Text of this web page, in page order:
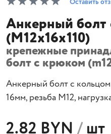
Оставить
Анкерный
(M12x16x110)
крепежные
болт с крюком
Анкерный болт с
16мм, резьба М12,
2.82 BYN/шт